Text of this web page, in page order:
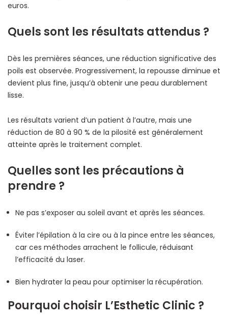
euros.
Quels sont les résultats attendus ?
Dès les premières séances, une réduction significative des
poils est observée. Progressivement, la repousse diminue et
devient plus fine, jusqu’à obtenir une peau durablement
lisse.
Les résultats varient d’un patient à l’autre, mais une
réduction de 80 à 90 % de la pilosité est généralement
atteinte après le traitement complet.
Quelles sont les précautions à
prendre ?
Ne pas s’exposer au soleil avant et après les séances.
Éviter l’épilation à la cire ou à la pince entre les séances,
car ces méthodes arrachent le follicule, réduisant
l’efficacité du laser.
Bien hydrater la peau pour optimiser la récupération.
Pourquoi choisir L’Esthetic Clinic ?